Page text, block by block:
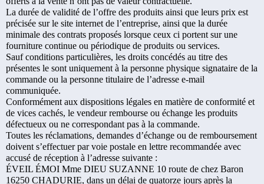
La durée de validité de l’offre des produits ainsi que leurs prix est
précisée sur le site internet de l’entreprise, ainsi que la durée
minimale des contrats proposés lorsque ceux ci portent sur une
fourniture continue ou périodique de produits ou services.
Sauf conditions particulières, les droits concédés au titre des
présentes le sont uniquement à la personne physique signataire de la
commande ou la personne titulaire de l’adresse e-mail
communiquée.
Conformément aux dispositions légales en matière de conformité et
de vices cachés, le vendeur rembourse ou échange les produits
défectueux ou ne correspondant pas à la commande.
Toutes les réclamations, demandes d’échange ou de remboursement
doivent s’effectuer par voie postale en lettre recommandée avec
accusé de réception à l’adresse suivante :
ÉVEIL ÉMOI Mme DIEU SUZANNE 10 route de chez Baron
16250 CHADURIE, dans un délai de quatorze jours après la